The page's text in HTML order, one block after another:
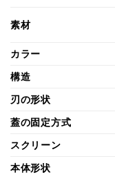
素材
カラー
構造
刃の形状
蓋の固定方式
スクリーン
本体形状